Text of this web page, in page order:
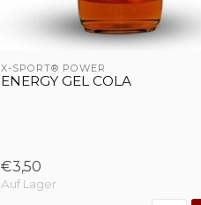
X-SPORT® POWER
ENERGY GEL COLA
€3,50
Auf Lager